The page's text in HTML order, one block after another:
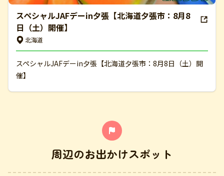
スペシャルJAFデーin夕張【北海道夕張市：8月8
日（土）開催】
北海道
スペシャルJAFデーin夕張【北海道夕張市：8月8日（土）開
催】
周辺のお出かけスポット